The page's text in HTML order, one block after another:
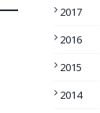
2017
2016
2015
2014